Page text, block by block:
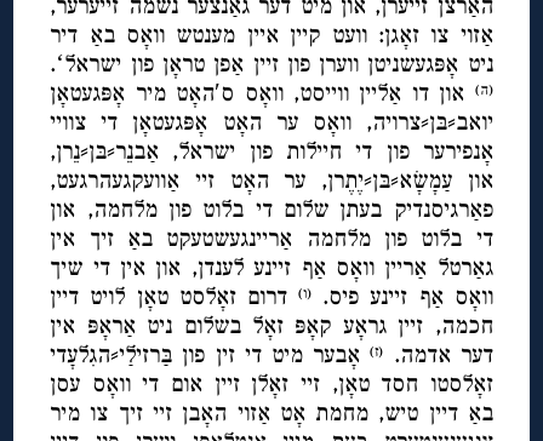
אַזוי צו זאָגן: וועט קיין איין מענטש וואָס באַ דיר
ניט אָפּגעשניטן ווערן פון זיין אַפן טראָן פון ישראלʻ.
(ה) און דו אַליין ווייסט, וואָס ס′האָט מיר אָפּגעטאָן
יואב⸗בּן⸗צרויה, וואָס ער האָט אָפּגעטאָן די צוויי
אָנפירער פון די חיילות פון ישראל, אַבנֵר⸗בּן⸗נֵרן,
און עַמָשָׂא⸗בּן⸗יֶתֶרן, ער האָט זיי אַוועקגעהרגעט,
פאַרגיסנדיק בעתן שלום די בלוט פון מלחמה, און
די בלוט פון מלחמה אַריינגעשטעקט באַ זיך אין
גאַרטל אַריין וואָס אַף זיינע לענדן, און אין די שיך
וואָס אַף זיינע פיס.
(ו)דרום זאָלסט טאָן לויט דיין
חכמה, זיין גראָע קאָפּ זאָל בשלום ניט אַראָפּ אין
דער אדמה.
(ז)אָבער מיט די זין פון בַּרזילַי⸗הגִלעָדי
זאָלסטו חסד טאָן, זיי זאָלן זיין אום די וואָס עסן
באַ דיין טיש, מחמת אָט אַזוי האָבן זיי זיך צו מיר